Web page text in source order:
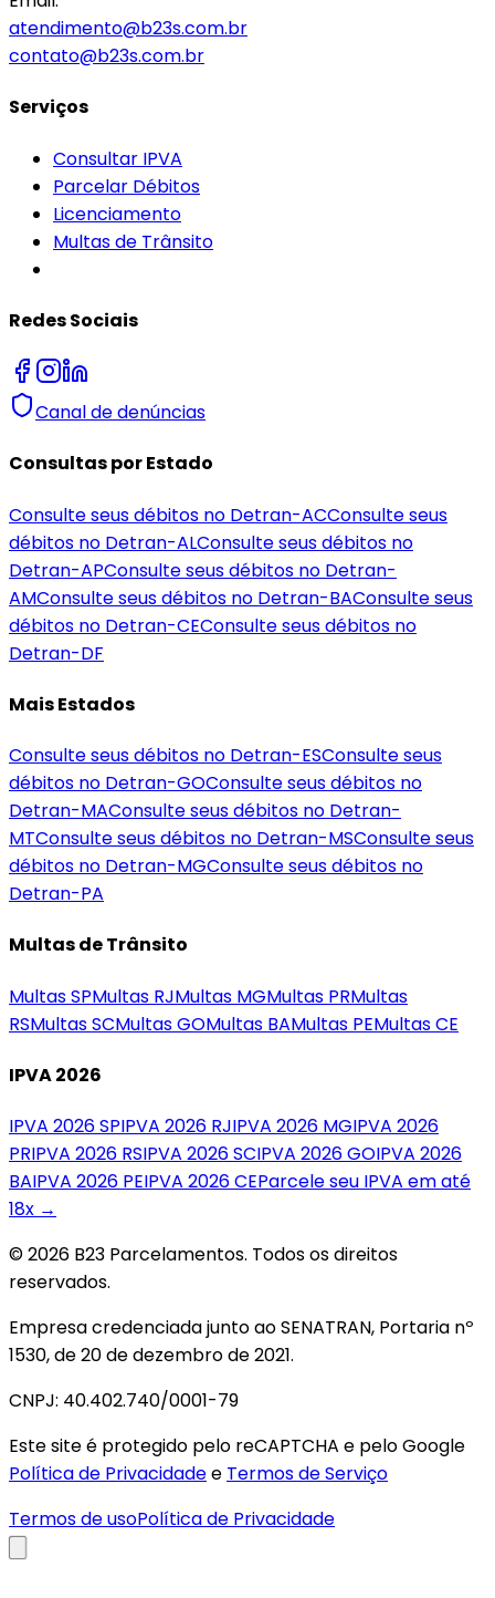
atendimento@b23s.com.br
contato@b23s.com.br
Serviços
Consultar IPVA
Parcelar Débitos
Licenciamento
Multas de Trânsito
Redes Sociais
Canal de denúncias
Consultas por Estado
Consulte seus débitos no Detran-ACConsulte seus
débitos no Detran-ALConsulte seus débitos no
Detran-APConsulte seus débitos no Detran-
AMConsulte seus débitos no Detran-BAConsulte seus
débitos no Detran-CEConsulte seus débitos no
Detran-DF
Mais Estados
Consulte seus débitos no Detran-ESConsulte seus
débitos no Detran-GOConsulte seus débitos no
Detran-MAConsulte seus débitos no Detran-
MTConsulte seus débitos no Detran-MSConsulte seus
débitos no Detran-MGConsulte seus débitos no
Detran-PA
Multas de Trânsito
MultasSPMultas RJMultas MGMultas PRMultas
RSMultasSCMultasGOMultas BAMultas PEMultasCE
IPVA 2026
IPVA 2026SPIPVA 2026 RJIPVA 2026 MGIPVA 2026
PRIPVA 2026 RSIPVA 2026SCIPVA 2026GOIPVA 2026
BAIPVA 2026 PEIPVA 2026CEParcele seu IPVA em até
18x →
© 2026 B23 Parcelamentos. Todos os direitos
reservados.
Empresa credenciada junto ao SENATRAN, Portaria nº
1530, de 20 de dezembro de 2021.
CNPJ: 40.402.740/0001-79
Este site é protegido pelo reCAPTCHA e pelo Google
Política de Privacidadee Termos de Serviço
Termos de usoPolítica de Privacidade